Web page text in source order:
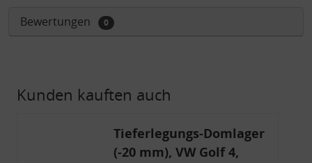
Bewertungen 0
Kunden kauften auch
Tieferlegungs-Domlager
(-20 mm), VW Golf 4,